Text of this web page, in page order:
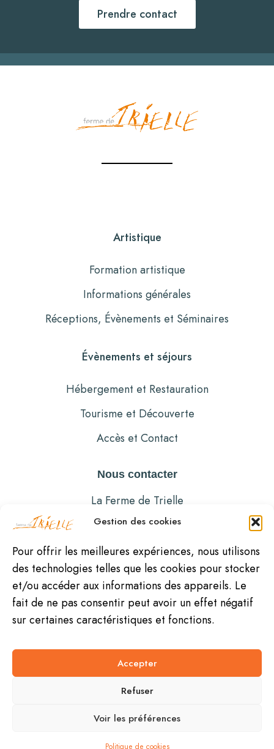
Gestion des cookies
Pour offrir les meilleures expériences, nous utilisons
des technologies telles que les cookies pour stocker
et/ou accéder aux informations des appareils. Le
fait de ne pas consentir peut avoir un effet négatif
sur certaines caractéristiques et fonctions.
Accepter
Refuser
Voir les préférences
Politique de cookies
Prendre contact
Artistique
Formation artistique
Informations générales
Réceptions, Évènements et Séminaires
Évènements et séjours
Hébergement et Restauration
Tourisme et Découverte
Accès et Contact
Nous contacter
La Ferme de Trielle
15800 THIEZAC
Nos partenaires|Mentions légales et
obligatoires|Conditions de vente formation
Conditions de vente séjour
Copyright © 2025 – Ferme de Trielle